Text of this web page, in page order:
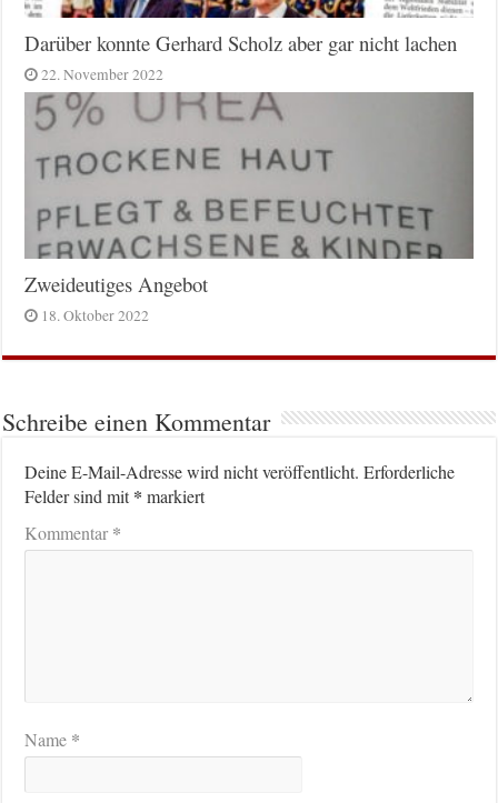
Darüber konnte Gerhard Scholz aber gar nicht lachen
22. November 2022
Zweideutiges Angebot
18. Oktober 2022
Schreibe einen Kommentar
Deine E-Mail-Adresse wird nicht veröffentlicht. Erforderliche
Felder sind mit* markiert
Kommentar*
Name *